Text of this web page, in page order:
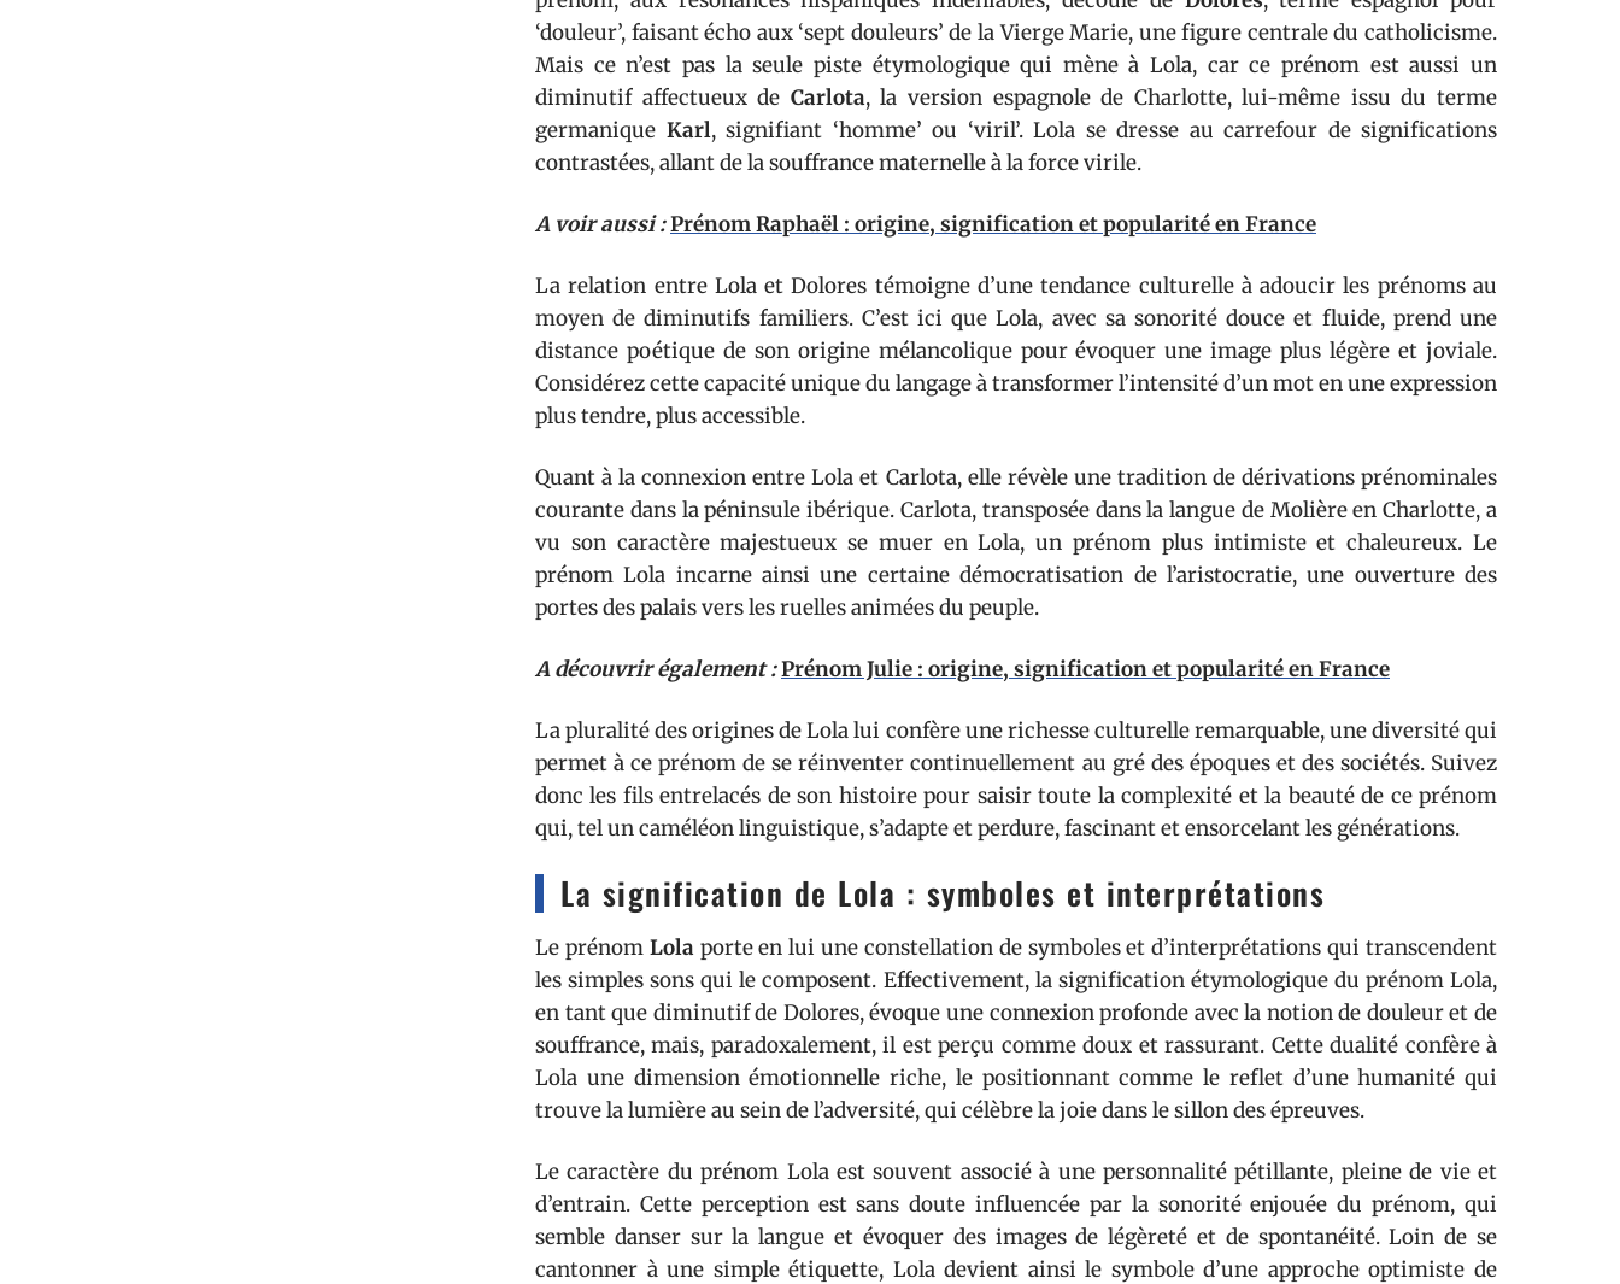
‘douleur’, faisant écho aux ‘sept douleurs’ de la Vierge Marie, une figure centrale du catholicisme.
Mais ce n’est pas la seule piste étymologique qui mène à Lola, car ce prénom est aussi un
diminutif affectueux de Carlota, la version espagnole de Charlotte, lui-même issu du terme
germanique Karl, signifiant ‘homme’ ou ‘viril’. Lola se dresse au carrefour de significations
contrastées, allant de la souffrance maternelle à la force virile.
A voir aussi :Prénom Raphaël : origine, signification et popularité en France
La relation entre Lola et Dolores témoigne d’une tendance culturelle à adoucir les prénoms au
moyen de diminutifs familiers. C’est ici que Lola, avec sa sonorité douce et fluide, prend une
distance poétique de son origine mélancolique pour évoquer une image plus légère et joviale.
Considérez cette capacité unique du langage à transformer l’intensité d’un mot en une expression
plus tendre, plus accessible.
Quant à la connexion entre Lola et Carlota, elle révèle une tradition de dérivations prénominales
courante dans la péninsule ibérique. Carlota, transposée dans la langue de Molière en Charlotte, a
vu son caractère majestueux se muer en Lola, un prénom plus intimiste et chaleureux. Le
prénom Lola incarne ainsi une certaine démocratisation de l’aristocratie, une ouverture des
portes des palais vers les ruelles animées du peuple.
A découvrir également :Prénom Julie : origine, signification et popularité en France
La pluralité des origines de Lola lui confère une richesse culturelle remarquable, une diversité qui
permet à ce prénom de se réinventer continuellement au gré des époques et des sociétés. Suivez
donc les fils entrelacés de son histoire pour saisir toute la complexité et la beauté de ce prénom
qui, tel un caméléon linguistique, s’adapte et perdure, fascinant et ensorcelant les générations.
La signification de Lola : symboles et interprétations
Le prénom Lolaporte en lui une constellation de symboles et d’interprétations qui transcendent
les simples sons qui le composent. Effectivement, la signification étymologique du prénom Lola,
en tant que diminutif de Dolores, évoque une connexion profonde avec la notion de douleur et de
souffrance, mais, paradoxalement, il est perçu comme doux et rassurant. Cette dualité confère à
Lola une dimension émotionnelle riche, le positionnant comme le reflet d’une humanité qui
trouve la lumière au sein de l’adversité, qui célèbre la joie dans le sillon des épreuves.
Le caractère du prénom Lola est souvent associé à une personnalité pétillante, pleine de vie et
d’entrain. Cette perception est sans doute influencée par la sonorité enjouée du prénom, qui
semble danser sur la langue et évoquer des images de légèreté et de spontanéité. Loin de se
cantonner à une simple étiquette, Lola devient ainsi le symbole d’une approche optimiste de